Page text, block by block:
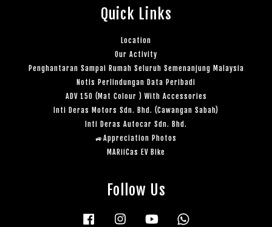
Quick Links
Location
Our Activity
Penghantaran Sampai Rumah Seluruh Semenanjung Malaysia
Notis Perlindungan Data Peribadi
ADV 150 (Mat Colour ) With Accessories
Inti Deras Motors Sdn. Bhd. (Cawangan Sabah)
Inti Deras Autocar Sdn. Bhd.
🚙Appreciation Photos
MARiiCas EV Bike
Follow Us
Facebook Instagram YouTube